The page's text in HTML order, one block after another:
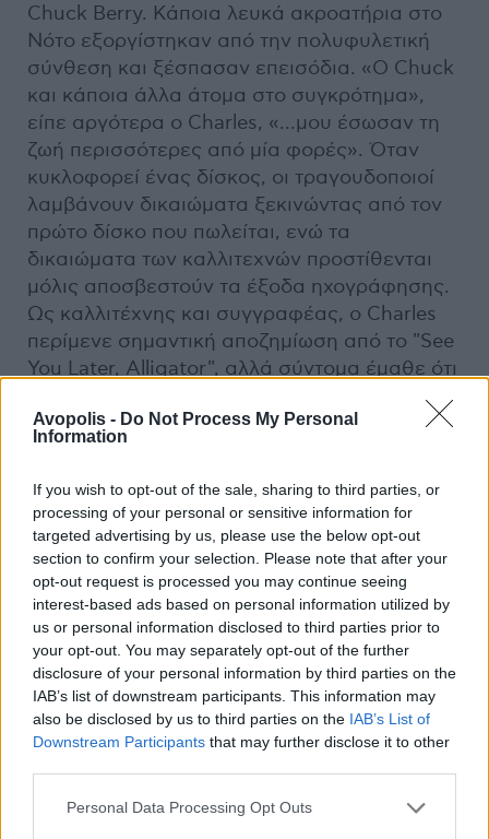
Avopolis - Do Not Process My Personal
Information
If you wish to opt-out of the sale, sharing to third parties, or
processing of your personal or sensitive information for
targeted advertising by us, please use the below opt-out
section to confirm your selection. Please note that after your
opt-out request is processed you may continue seeing
interest-based ads based on personal information utilized by
us or personal information disclosed to third parties prior to
your opt-out. You may separately opt-out of the further
disclosure of your personal information by third parties on the
IAB’s list of downstream participants. This information may
also be disclosed by us to third parties on the IAB’s List of
Downstream Participants that may further disclose it to other
Personal Data Processing Opt Outs
Chuck Berry. Κάποια λευκά ακροατήρια στο
Νότο εξοργίστηκαν από την πολυφυλετική
σύνθεση και ξέσπασαν επεισόδια. «Ο Chuck
και κάποια άλλα άτομα στο συγκρότημα»,
είπε αργότερα ο Charles, «...μου έσωσαν τη
ζωή περισσότερες από μία φορές». Όταν
κυκλοφορεί ένας δίσκος, οι τραγουδοποιοί
λαμβάνουν δικαιώματα ξεκινώντας από τον
πρώτο δίσκο που πωλείται, ενώ τα
δικαιώματα των καλλιτεχνών προστίθενται
μόλις αποσβεστούν τα έξοδα ηχογράφησης.
Ως καλλιτέχνης και συγγραφέας, ο Charles
περίμενε σημαντική αποζημίωση από το "See
You Later, Alligator", αλλά σύντομα έμαθε ότι
εξαιρετικά προβληματική.
Woodstock
Ο Charles συνειδητοποίησε ότι τον
εκμεταλλεύονταν και πληγώθηκε ηθικά και
συναισθηματικά – «με κορόιδευαν δεξιά κι
αριστερά», έλεγε με παράπονο αργότερα.
Έτσι, αποσύρθηκε από τη μουσική βιομηχανία
και έγινε διαβόητος για τον μοναχικό του
χαρακτήρα. Στα μέσα της δεκαετίας του 1960
ηχογράφησε για λίγο για την Jewel/Paula
Records με έδρα το Σρίβπορτ, αλλά και αυτή
η σχέση σύντομα χαλάρωσε λόγω χρημάτων.